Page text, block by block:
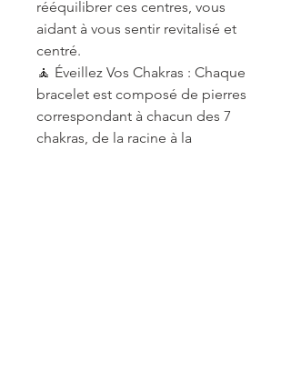
rééquilibrer ces centres, vous
aidant à vous sentir revitalisé et
centré.
🧘 Éveillez Vos Chakras : Chaque
bracelet est composé de pierres
correspondant à chacun des 7
chakras, de la racine à la